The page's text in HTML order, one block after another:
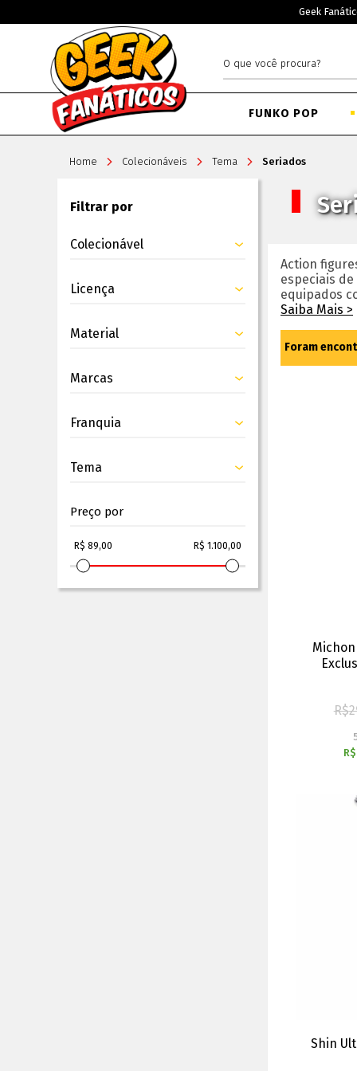
Geek
FUNKO POP
Home Colecionáveis Tema Seriados
Filtrar por
Colecionável
Licença
Material
Marcas
Franquia
Tema
Preço por
Action
especiais
equipados
Saiba Mais >
Foram
R$
Shin